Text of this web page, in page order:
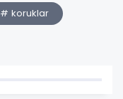
# koruklar